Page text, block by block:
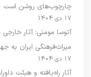
چارچوب‌های روشن است
17 دی 1404
آتوسا مومنی: آثار خارجی
میراث‌فرهنگی ایران به
17 دی 1404
آثار راه‌یافته و هیئت